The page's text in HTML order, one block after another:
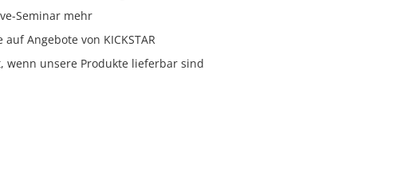
Seminar mehr
Angebote von KICKSTAR
wenn unsere Produkte lieferbar sind